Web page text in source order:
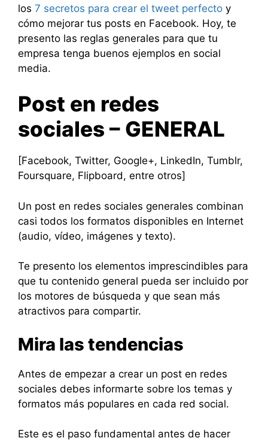
los 7 secretos para crear el tweet perfecto y
cómo mejorar tus posts en Facebook. Hoy, te
presento las reglas generales para que tu
empresa tenga buenos ejemplos en social
media.
Post en redes
sociales – GENERAL
[Facebook, Twitter, Google+, LinkedIn, Tumblr,
Foursquare, Flipboard, entre otros]
Un post en redes sociales generales combinan
casi todos los formatos disponibles en Internet
(audio, vídeo, imágenes y texto).
Te presento los elementos imprescindibles para
que tu contenido general pueda ser incluido por
los motores de búsqueda y que sean más
atractivos para compartir.
Mira las tendencias
Antes de empezar a crear un post en redes
sociales debes informarte sobre los temas y
formatos más populares en cada red social.
Este es el paso fundamental antes de hacer